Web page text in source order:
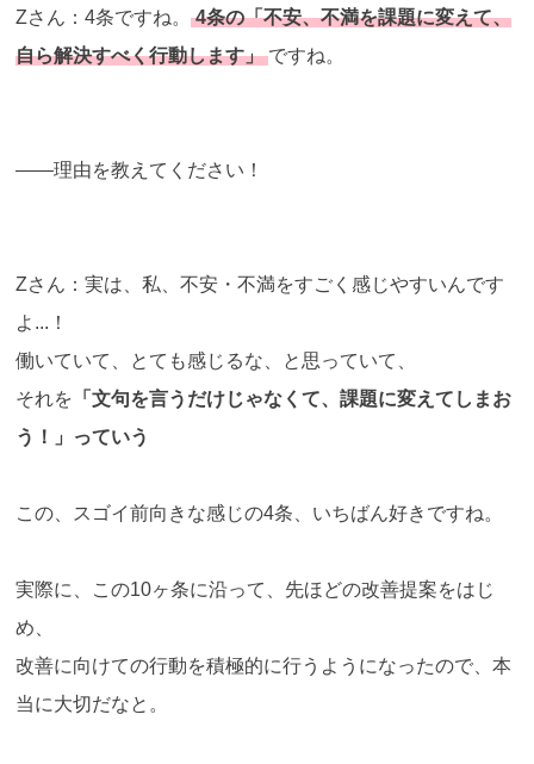
Zさん：4条ですね。4条の「不安、不満を課題に変えて、
自ら解決すべく行動します」ですね。
――理由を教えてください！
Zさん：実は、私、不安・不満をすごく感じやすいんです
よ...！
働いていて、とても感じるな、と思っていて、
それを 「文句を言うだけじゃなくて、課題に変えてしまお
う！」っていう
この、スゴイ前向きな感じの4条、いちばん好きですね。
実際に、この10ヶ条に沿って、先ほどの改善提案をはじ
め、
改善に向けての行動を積極的に行うようになったので、本
当に大切だなと。